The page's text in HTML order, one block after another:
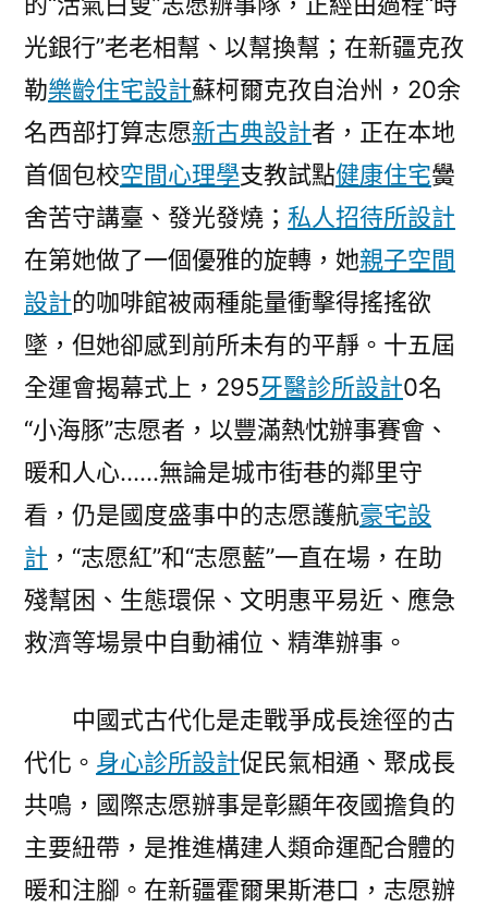
光銀行”老老相幫、以幫換幫；在新疆克孜
勒樂齡住宅設計蘇柯爾克孜自治州，20余
名西部打算志愿新古典設計者，正在本地
首個包校空間心理學支教試點健康住宅黌
舍苦守講臺、發光發燒； 私人招待所設計
在第她做了一個優雅的旋轉，她親子空間
設計的咖啡館被兩種能量衝擊得搖搖欲
墜，但她卻感到前所未有的平靜。十五屆
全運會揭幕式上，295牙醫診所設計0名
“小海豚”志愿者，以豐滿熱忱辦事賽會、
暖和人心……無論是城市街巷的鄰里守
看，仍是國度盛事中的志愿護航豪宅設
計 ，“志愿紅”和“志愿藍”一直在場，在助
殘幫困、生態環保、文明惠平易近、應急
救濟等場景中自動補位、精準辦事。
中國式古代化是走戰爭成長途徑的古
代化。 身心診所設計促民氣相通、聚成長
共鳴，國際志愿辦事是彰顯年夜國擔負的
主要紐帶，是推進構建人類命運配合體的
暖和注腳。在新疆霍爾果斯港口，志愿辦